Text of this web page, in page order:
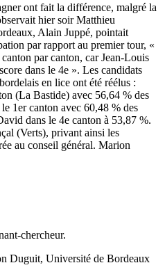
ont fait la différence, malgré la
hier soir Matthieu
Alain Juppé, pointait
par rapport au premier tour, «
par canton, car Jean-Louis
dans le 4e ». Les candidats
en lice ont été réélus :
(La Bastide) avec 56,64 % des
1er canton avec 60,48 % des
dans le 4e canton à 53,87 %.
(Verts), privant ainsi les
au conseil général. Marion
chercheur.
Duguit, Université de Bordeaux